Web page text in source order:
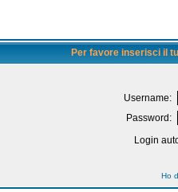
Per favore inserisci il
Username:
Password:
Login
Ho